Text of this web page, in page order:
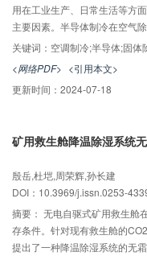
用在工业生产、日常生活等方
主要因素。半导体制冷在空气
湿要求半导体冷端温度较低，
排热系统）、固体吸附剂结合
的实验装置对干工况进行模拟
性能。模拟结果表明：当除湿
体与固体除湿结合的模型的系
关键词： 空调制冷;半导体;固体
<网络PDF> <引用本文>
更新时间： 2024-07-18
矿用救生舱降温除湿系统
殷岳,杜垲,周荣辉,孙长建
DOI：10.3969/j.issn.0253-
摘要： 无电自驱式矿用救生舱
存条件。针对现有救生舱的
提出了一种降温除湿系统的无